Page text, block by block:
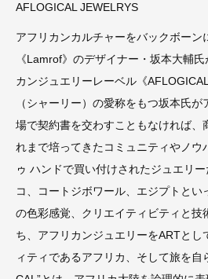
AFLOGICAL JEWELRYS
アフリカンカルチャーをバックボーン
《Lamrof》のデザイナー・坂本大輔
カンジュエリーレーベル《
（シャーリー）の愛称をもつ坂本氏
場で契約書を交わすこともなければ、
れまで培ってきたコミュニティやノウ
ゥ ハンドで買い付けされたジュエリ
コ、コートジボワール、エジプトと
の色彩感覚、クリエイティビティと技
ち、アフリカンジュエリーをARTとし
ィティであるアフリカ、そして旅を自